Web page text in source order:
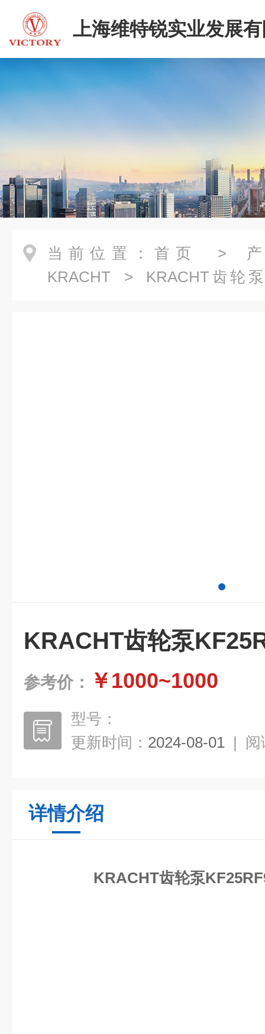
上海维特锐实业发展
当前位置： 首页 >
KRACHT > KRACHT齿轮
KRACHT齿轮泵
参考价： ￥1000~1000
型号：
更新时间： 2024-08-01 | 阅
详情介绍
KRACHT齿轮泵